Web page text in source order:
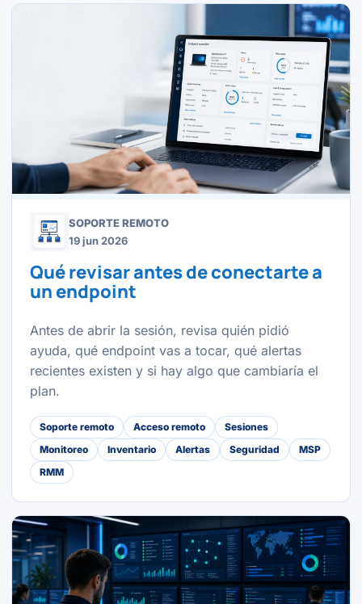
SOPORTE REMOTO
19 jun 2026
Qué revisar antes de conectarte a
un endpoint
Antes de abrir la sesión, revisa quién pidió
ayuda, qué endpoint vas a tocar, qué alertas
recientes existen y si hay algo que cambiaría el
plan.
Soporte remoto Acceso remoto
Sesiones
Monitoreo
Inventario Alertas Seguridad
MSP
RMM